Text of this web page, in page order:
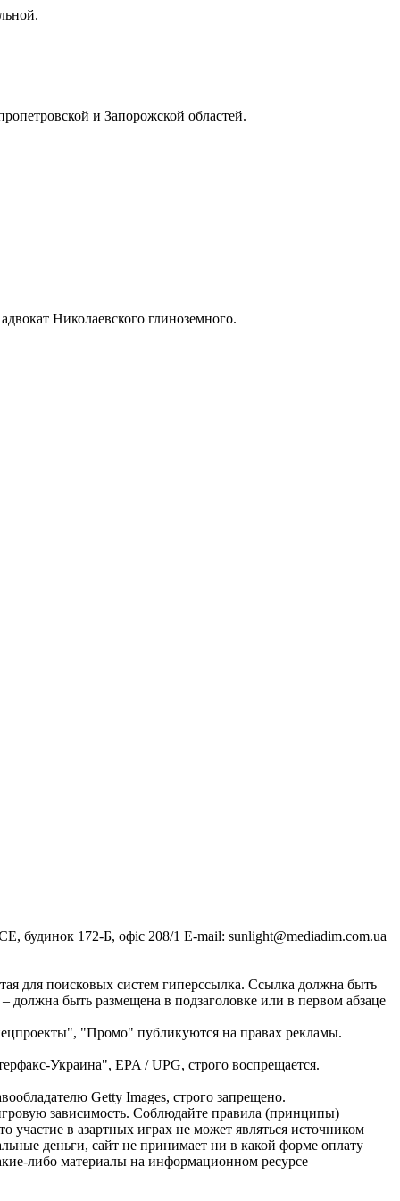
и Запорожской областей.
Николаевского глиноземного.
будинок 172-Б, офіс 208/1 E-mail: sunlight@mediadim.com.ua
для поисковых систем гиперссылка. Ссылка должна быть
должна быть размещена в подзаголовке или в первом абзаце
"Промо" публикуются на правах рекламы.
Украина", EPA / UPG, строго воспрещается.
Getty Images, строго запрещено.
зависимость. Соблюдайте правила (принципы)
в азартных играх не может являться источником
деньги, сайт не принимает ни в какой форме оплату
либо материалы на информационном ресурсе